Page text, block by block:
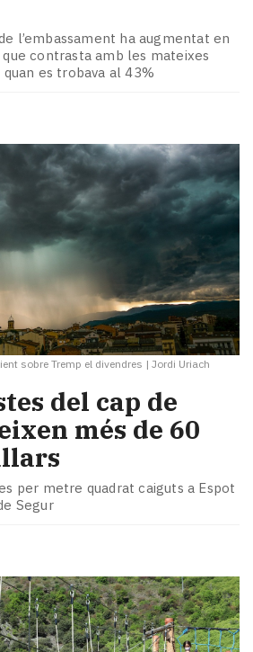
l’embassament ha augmentat en
contrasta amb les mateixes
quan es trobava al 43%
sobre Tremp el divendres | Jordi Uriach
del cap de
més de 60
per metre quadrat caiguts a Espot
Segur